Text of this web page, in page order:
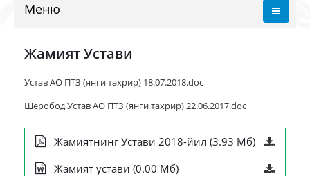
Меню
Жамият Устави
Устав АО ПТЗ (янги тахрир) 18.07.2018.doc
Шеробод Устав АО ПТЗ (янги тахрир) 22.06.2017.doc
Жамиятнинг Устави 2018-йил (3.93 Мб)
Жамият устави (0.00 Мб)